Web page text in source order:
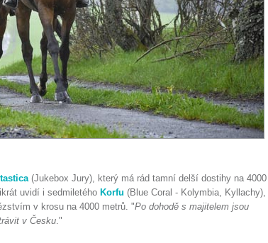
(Jukebox Jury), který má rád tamní delší dostihy na 4000
uvidí i sedmiletého Korfu (Blue Coral - Kolymbia, Kyllachy),
v krosu na 4000 metrů. "Po dohodě s majitelem jsou
v Česku."